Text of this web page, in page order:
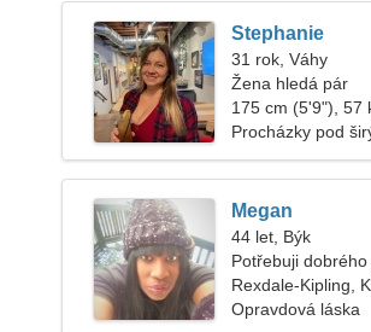
Stephanie
31 rok, Váhy
Žena hledá pár
175 cm (5'9"), 57
Procházky pod
Megan
44 let, Býk
Potřebuji
chodili
Rexdale-Kipling,
Opravdová láska